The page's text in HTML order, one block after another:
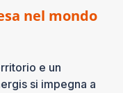
nel mondo
e un
si impegna a